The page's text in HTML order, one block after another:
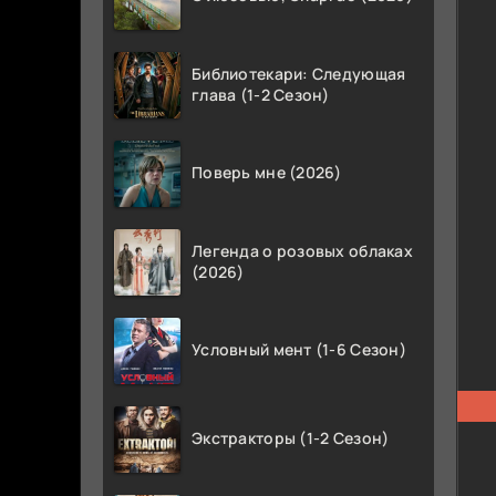
Библиотекари: Следующая
глава (1-2 Сезон)
Поверь мне (2026)
Легенда о розовых облаках
(2026)
Условный мент (1-6 Сезон)
Экстракторы (1-2 Сезон)